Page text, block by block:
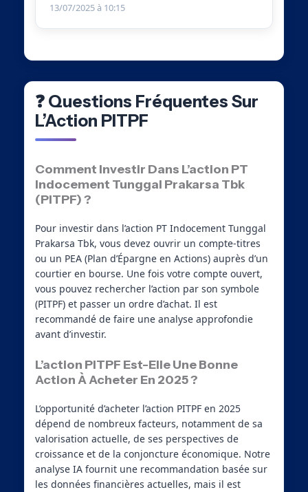
13/07/2025 à 10:15
❓ Questions Fréquentes Sur
L’Action PITPF
Comment Investir Dans L’action PT
Indocement Tunggal Prakarsa Tbk
(PITPF) ?
Pour investir dans l’action PT Indocement Tunggal
Prakarsa Tbk, vous devez ouvrir un compte-titres
ou un PEA (Plan d’Épargne en Actions) auprès d’un
courtier en bourse. Une fois votre compte ouvert,
vous pouvez rechercher l’action par son symbole
(PITPF) et passer un ordre d’achat. Il est
recommandé de faire une analyse approfondie
avant d’investir.
L’action PITPF Est-Elle Une Bonne
Action À Acheter En 2025 ?
L’opportunité d’acheter l’action PITPF en 2025
dépend de nombreux facteurs, notamment de sa
valorisation actuelle, de ses perspectives de
croissance et de la conjoncture économique. Notre
analyse IA fournit une recommandation basée sur
les données financières actuelles, mais il est